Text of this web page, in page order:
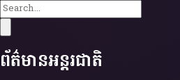
សង្គមផ្សេងៗ
ព័ត៌មានអន្តរជាតិ